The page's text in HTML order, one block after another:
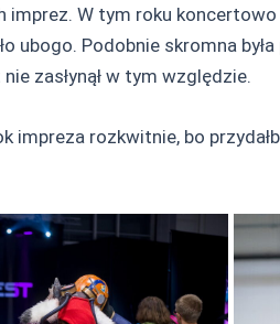
imprez. W tym roku
ubogo. Podobnie skromna
zasłynął w tym względzie.
impreza rozkwitnie, bo